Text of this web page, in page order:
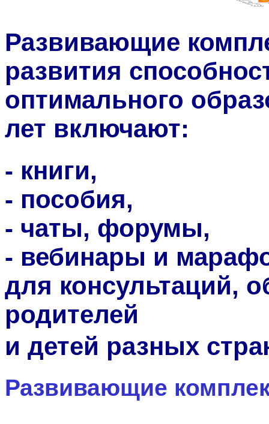
Развивающие
развития
оптимального
лет включают:
- книги,
- пособия,
- чаты, форумы,
- вебинары и
для консультаций,
родителей
и детей разных
Развивающие